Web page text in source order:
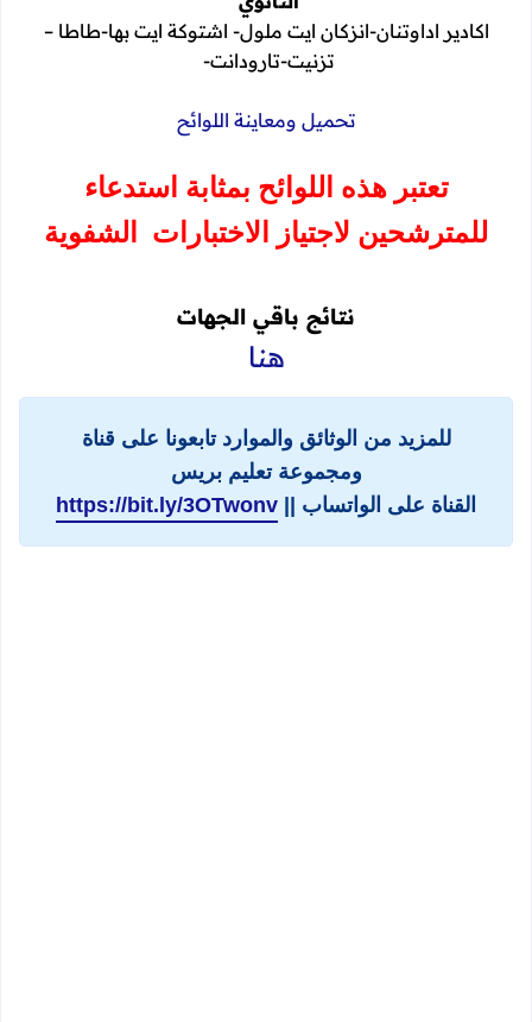
اكادير اداوتنان-انزكان ايت ملول- اشتوكة ايت بها-طاطا –
تزنيت-تارودانت-
تحميل ومعاينة اللوائح
تعتبر هذه اللوائح بمثابة استدعاء
للمترشحين لاجتياز الاختبارات الشفوية
نتائج باقي الجهات
هنا
للمزيد من الوثائق والموارد تابعونا على قناة
ومجموعة تعليم بريس
القناة على الواتساب || https://bit.ly/3OTwonv